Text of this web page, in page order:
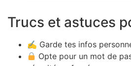
Trucs et astuces
✍️ Garde tes infos
Opte pour un mot de